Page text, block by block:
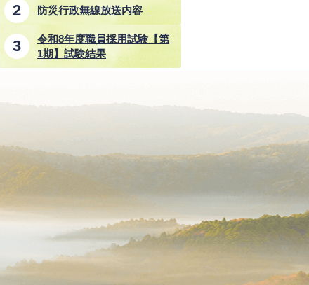
防災行政無線放送内容
令和8年度職員採用試験【第
1期】試験結果